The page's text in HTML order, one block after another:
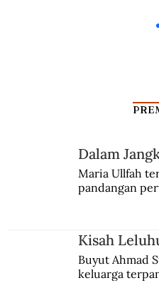
Pengalaman
Dalam
Maria Ullfah
pandangan
Kisah
Buyut Ahmad
keluarga